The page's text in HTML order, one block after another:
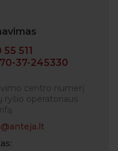
511
37-245330
centro numerį
ryšio operatoriaus